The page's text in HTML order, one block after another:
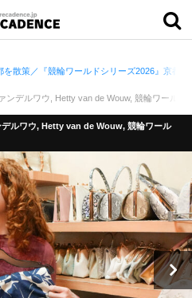
を散策／『競輪ワールドシリーズ2026』京都
ンデルワウ, Hetty van de Wouw, 競輪ワールド
デルワウ, Hetty van de Wouw, 競輪ワール